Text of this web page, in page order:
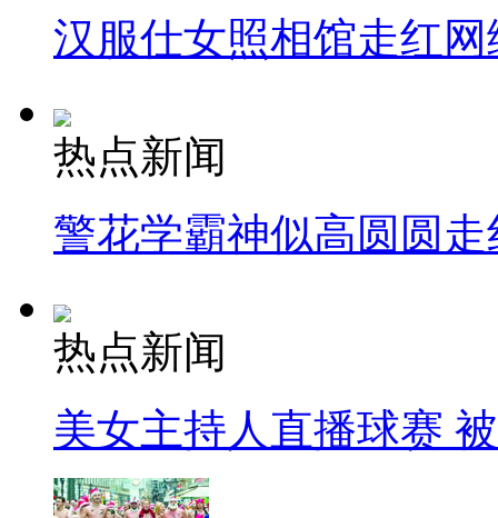
汉服仕女照相馆走红网
热点新闻
警花学霸神似高圆圆走
热点新闻
美女主持人直播球赛